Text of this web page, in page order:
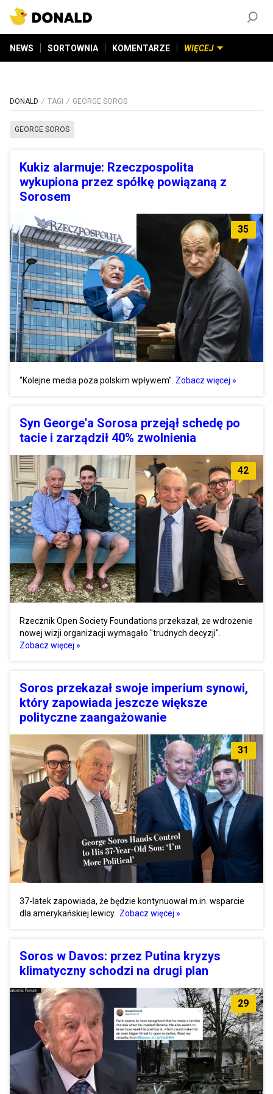
NEWS SORTOWNIA KOMENTARZE WIĘCEJ
DONALD TAGI GEORGE SOROS
GEORGE SOROS
Kukiz alarmuje: Rzeczpospolita
wykupiona przez spółkę powiązaną z
Sorosem
35
"Kolejne media poza polskim wpływem". Zobacz więcej »
Syn George'a Sorosa przejął schedę po
tacie i zarządził 40% zwolnienia
42
Rzecznik Open Society Foundations przekazał, że wdrożenie
nowej wizji organizacji wymagało "trudnych decyzji".
Zobacz więcej »
Soros przekazał swoje imperium synowi,
który zapowiada jeszcze większe
polityczne zaangażowanie
31
37-latek zapowiada, że będzie kontynuował m.in. wsparcie
dla amerykańskiej lewicy. Zobacz więcej »
Soros w Davos: przez Putina kryzys
klimatyczny schodzi na drugi plan
29